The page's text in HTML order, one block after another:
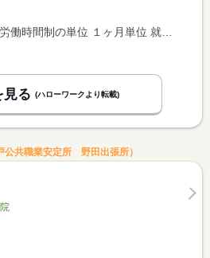
見る (ハローワークより転載)
公共職業安定所 野田出張所）